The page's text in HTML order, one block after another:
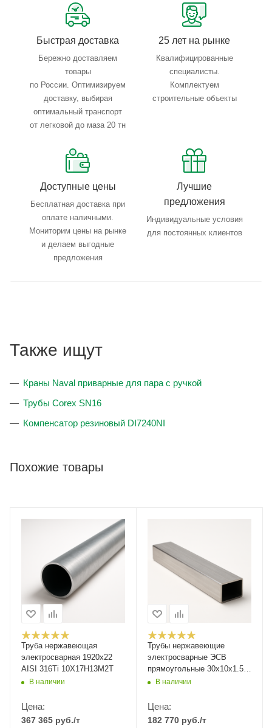
Быстрая доставка
Бережно доставляем
товары
по России. Оптимизируем
доставку, выбирая
оптимальный транспорт
от легковой до маза 20 тн
25 лет на рынке
Квалифицированные
специалисты.
Комплектуем
строительные объекты
Доступные цены
Бесплатная доставка при
оплате наличными.
Мониторим цены на рынке
и делаем выгодные
предложения
Лучшие
предложения
Индивидуальные условия
для постоянных клиентов
Также ищут
Краны Naval приварные для пара с ручкой
Трубы Corex SN16
Компенсатор резиновый DI7240NI
Похожие товары
Труба нержавеющая
электросварная 1920х22
AISI 316Ti 10Х17Н13М2Т
В наличии
Цена:
367 365 руб./т
Трубы нержавеющие
электросварные ЭСВ
прямоугольные 30х10х1.5
матовая имп ASTM A554,
08Х18Н10
В наличии
Цена:
182 770 руб./т